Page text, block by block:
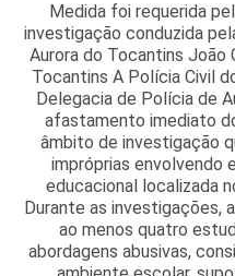
Medida foi requerida
investigação conduzida
Aurora do Tocantins João
Tocantins A Polícia Civil
Delegacia de Polícia de
afastamento imediato
âmbito de investigação
impróprias envolvendo
educacional localizada
Durante as investigações,
ao menos quatro
abordagens abusivas,